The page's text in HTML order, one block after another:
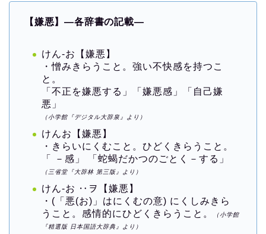
【嫌悪】―各辞書の記載―
けん‐お【嫌悪】
・憎みきらうこと。強い不快感を持つこ
と。
「不正を嫌悪する」「嫌悪感」「自己嫌
悪」
（小学館『デジタル大辞泉』より）
けんお【嫌悪】
・きらいにくむこと。ひどくきらうこと。
「 －感」 「蛇蝎だかつのごとく－する」
（三省堂『大辞林 第三版』より）
けん‐お ‥ヲ【嫌悪】
・(「悪(お)」はにくむの意) にくしみきら
うこと。感情的にひどくきらうこと。
（小学館
『精選版 日本国語大辞典』より）